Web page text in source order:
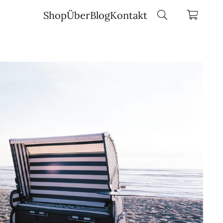
ShopÜberBlogKontakt